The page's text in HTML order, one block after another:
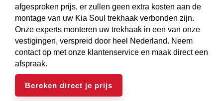
afgesproken prijs, er zullen geen extra kosten aan de
montage van uw Kia Soul trekhaak verbonden zijn.
Onze experts monteren uw trekhaak in een van onze
vestigingen, verspreid door heel Nederland. Neem
contact op met onze klantenservice en maak direct een
afspraak.
Bereken direct je prijs